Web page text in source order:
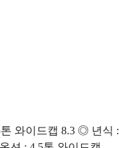
와이드캡 8.3 ◎ 년식 :